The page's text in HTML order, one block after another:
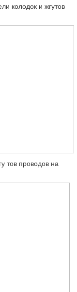
колодок и жгутов
тов проводов на